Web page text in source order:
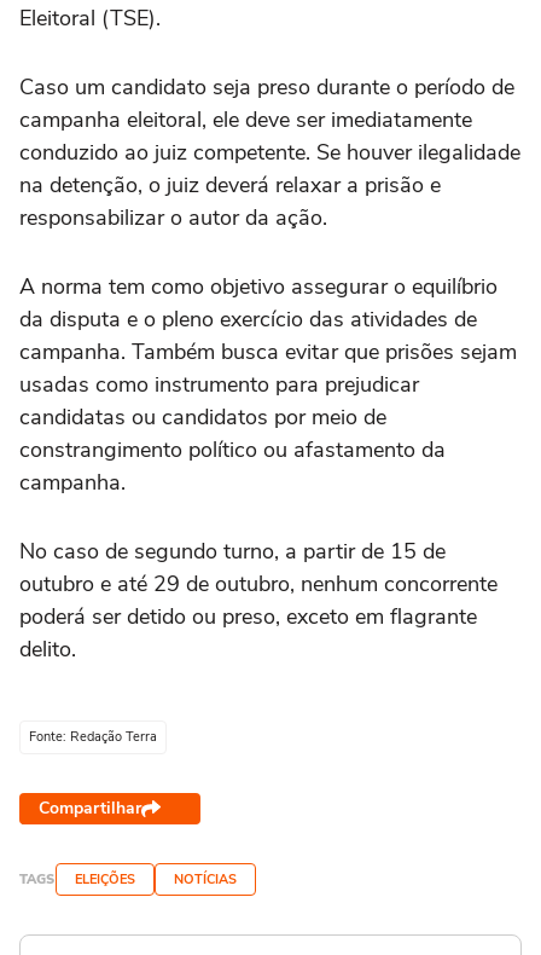
Eleitoral (TSE).
Caso um candidato seja preso durante o período de
campanha eleitoral, ele deve ser imediatamente
conduzido ao juiz competente. Se houver ilegalidade
na detenção, o juiz deverá relaxar a prisão e
responsabilizar o autor da ação.
A norma tem como objetivo assegurar o equilíbrio
da disputa e o pleno exercício das atividades de
campanha. Também busca evitar que prisões sejam
usadas como instrumento para prejudicar
candidatas ou candidatos por meio de
constrangimento político ou afastamento da
campanha.
No caso de segundo turno, a partir de 15 de
outubro e até 29 de outubro, nenhum concorrente
poderá ser detido ou preso, exceto em flagrante
delito.
Fonte: Redação Terra
Compartilhar
TAGS ELEIÇÕES NOTÍCIAS